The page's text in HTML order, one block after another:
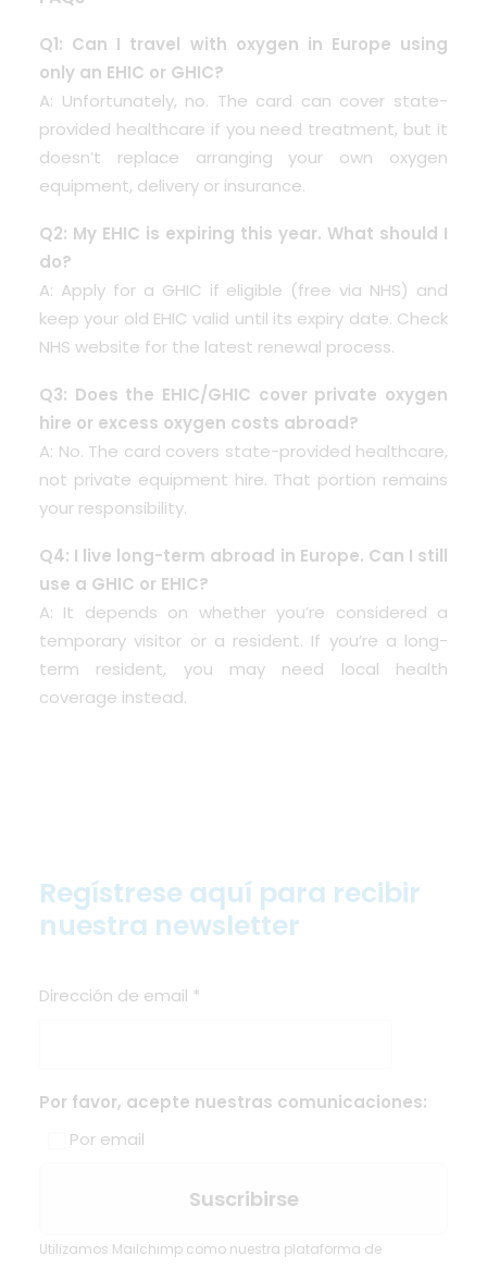
Q1: Can I travel with oxygen in Europe using
only an EHIC or GHIC?
A: Unfortunately, no. The card can cover state-
provided healthcare if you need treatment, but it
doesn’t replace arranging your own oxygen
equipment, delivery or insurance.
Q2: My EHIC is expiring this year. What should I
do?
A: Apply for a GHIC if eligible (free via NHS) and
keep your old EHIC valid until its expiry date. Check
NHS website for the latest renewal process.
Q3: Does the EHIC/GHIC cover private oxygen
hire or excess oxygen costs abroad?
A: No. The card covers state-provided healthcare,
not private equipment hire. That portion remains
your responsibility.
Q4: I live long-term abroad in Europe. Can I still
use a GHIC or EHIC?
A: It depends on whether you’re considered a
temporary visitor or a resident. If you’re a long-
term resident, you may need local health
coverage instead.
Regístrese aquí para recibir
nuestra newsletter
Dirección de email *
Por favor, acepte nuestras comunicaciones:
Por email
Utilizamos Mailchimp como nuestra plataforma de